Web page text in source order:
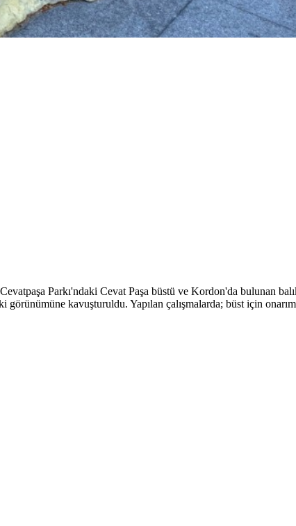
Parkı'ndaki Cevat Paşa büstü ve Kordon'da bulunan
kavuşturuldu. Yapılan çalışmalarda; büst için